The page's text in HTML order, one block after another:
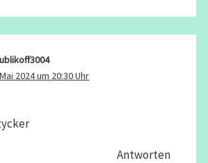
2024 um 20:30 Uhr
Antworten